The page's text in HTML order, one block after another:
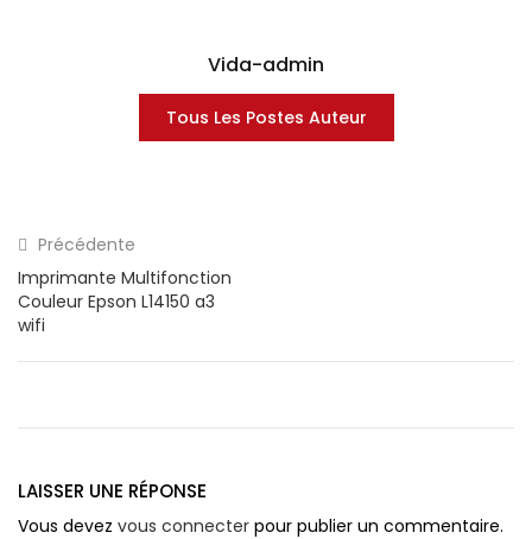
Vida-admin
Tous Les Postes Auteur
Précédente
Imprimante Multifonction
Couleur Epson L14150 a3
wifi
LAISSER UNE RÉPONSE
Vous devez vous connecter pour publier un commentaire.